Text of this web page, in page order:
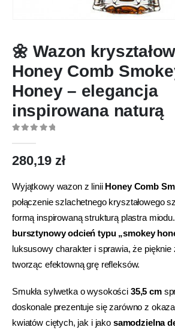
🌼 Wazon
Honey Comb
Honey – elegancja
inspirowana naturą
280,19 zł
Wyjątkowy wazon z linii Honey Comb
połączenie szlachetnego kryształowego
formą inspirowaną strukturą plastra miodu.
bursztynowy odcień typu „smokey
luksusowy charakter i sprawia, że pięknie
tworząc efektowną grę refleksów.
Smukła sylwetka o wysokości 35,5 cm
doskonale prezentuje się zarówno z
kwiatów ciętych, jak i jako samodzielna